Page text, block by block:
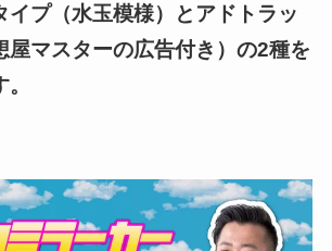
イプ（水玉模様）とアドトラッ
屋マスターの広告付き）の2種を